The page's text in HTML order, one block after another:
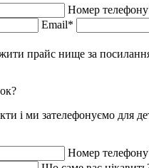
Номер
Email*
прайс нище за
і ми зателефонуємо для
Номер